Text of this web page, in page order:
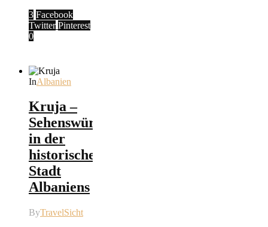
3 Facebook
Twitter Pinterest
0
InAlbanien
Kruja –
Sehenswürdigkeiten
in der
historischen
Stadt
Albaniens
ByTravelSicht